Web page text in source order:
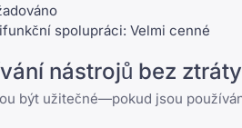
spolupráci: Velmi cenné
nástrojů bez
být užitečné—pokud jsou